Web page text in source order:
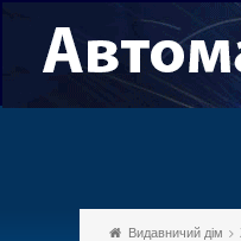
Видавничий дім